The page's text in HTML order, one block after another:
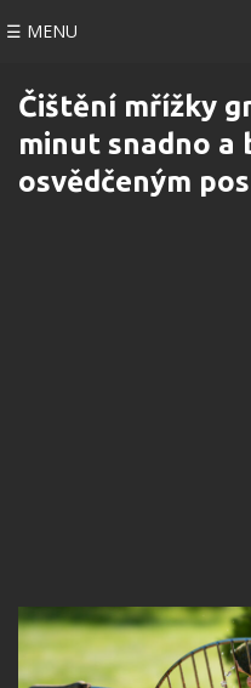
☰ MENU
Čištění mřížky
minut snadno a
osvědčeným